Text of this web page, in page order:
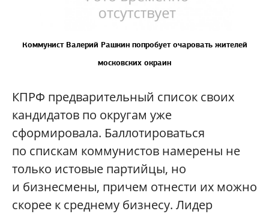
Коммунист Валерий Рашкин попробует очаровать жителей
московских окраин
КПРФ предварительный список своих
кандидатов по округам уже
сформировала. Баллотироваться
по спискам коммунистов намерены не
только истовые партийцы, но
и бизнесмены, причем отнести их можно
скорее к среднему бизнесу. Лидер